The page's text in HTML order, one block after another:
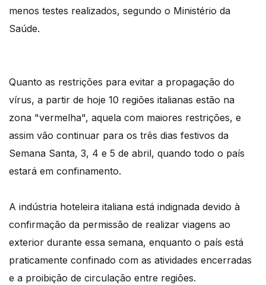
menos testes realizados, segundo o Ministério da
Saúde.
Quanto as restrições para evitar a propagação do
vírus, a partir de hoje 10 regiões italianas estão na
zona "vermelha", aquela com maiores restrições, e
assim vão continuar para os três dias festivos da
Semana Santa, 3, 4 e 5 de abril, quando todo o país
estará em confinamento.
A indústria hoteleira italiana está indignada devido à
confirmação da permissão de realizar viagens ao
exterior durante essa semana, enquanto o país está
praticamente confinado com as atividades encerradas
e a proibição de circulação entre regiões.